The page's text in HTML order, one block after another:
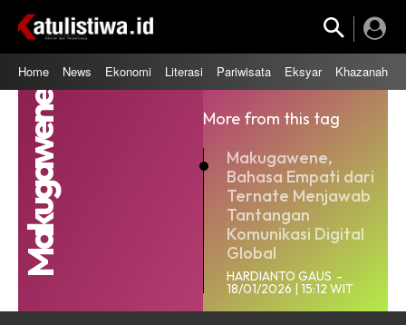
Home News Ekonomi Literasi Pariwisata Eksyar Khazanah
Makugawene
More from this tag
Makugawene,
Bahasa Empati dari
Ternate Menjawab
Tantangan
Komunikasi Digital
Global
HARDIANTO GAUS -
18/01/2026 | 15:12 WIT